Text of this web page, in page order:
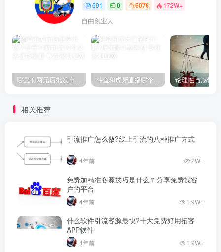
591 0 6076 172W+
自由创业人
哪里有两元店批发市场？想开个两元店10个义务进货渠道 斗鱼和虎牙直播哪个好?虎牙跟斗鱼区别
相关推荐
引流推广怎么做?线上引流的八种推广方式
4年前 2W+
免费加精准客源技巧是什么？分享免费找客
户的平台
4年前 1.9W+
什么软件引流客源最快?十大免费好用拓客
APP软件
4年前 1.9W+